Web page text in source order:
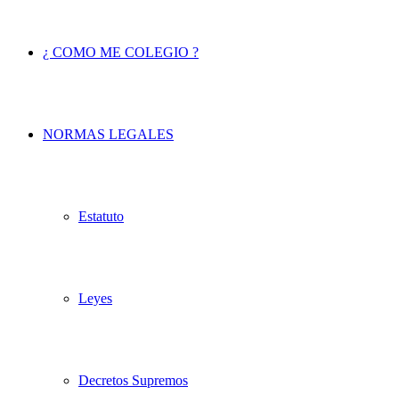
¿ COMO ME COLEGIO ?
NORMAS LEGALES
Estatuto
Leyes
Decretos Supremos